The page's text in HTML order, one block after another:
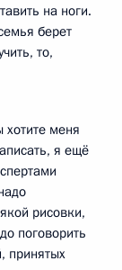
на ноги.
берет
то,
меня
я ещё
рисовки,
поговорить
принятых